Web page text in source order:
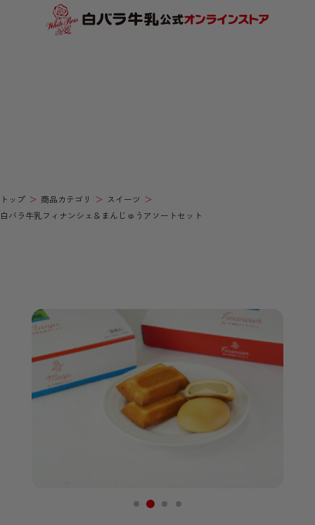
トップ 商品カテゴリ
スイーツ
白バラ牛乳フィナンシェ＆まんじゅうアソートセット